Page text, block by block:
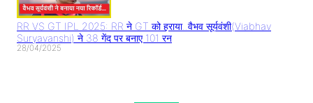
RR VS GT IPL 2025: RR ने GT को हराया..वैभव सूर्यवंशी(Viabhav
Suryavanshi) ने 38 गेंद पर बनाए 101 रन
28/04/2025